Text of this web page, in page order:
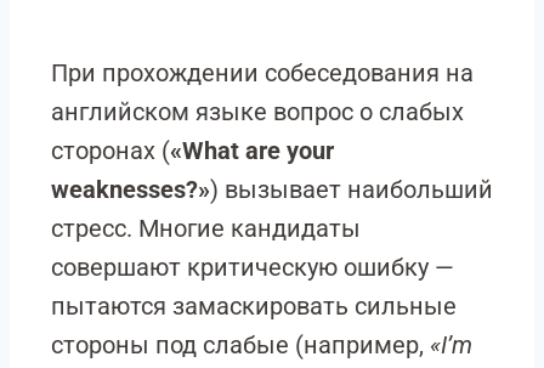
При прохождении собеседования на
английском языке вопрос о слабых
сторонах («What are your
weaknesses?») вызывает наибольший
стресс. Многие кандидаты
совершают критическую ошибку —
пытаются замаскировать сильные
стороны под слабые (например, «I’m